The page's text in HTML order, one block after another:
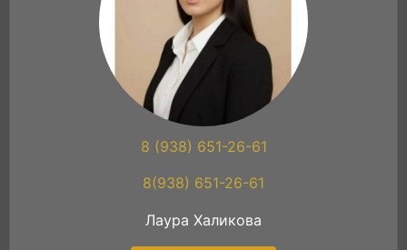
8 (938) 651-26-61
8(938) 651-26-61
Лаура Халикова